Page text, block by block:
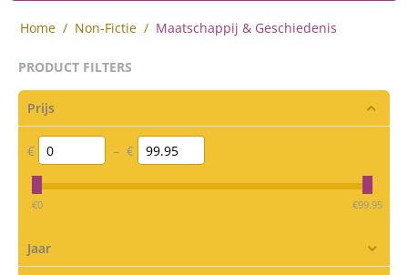
Home / Non-Fictie / Maatschappij & Geschiedenis
PRODUCT FILTERS
Prijs
€ – €
‎€0 ‎€99.95
Jaar